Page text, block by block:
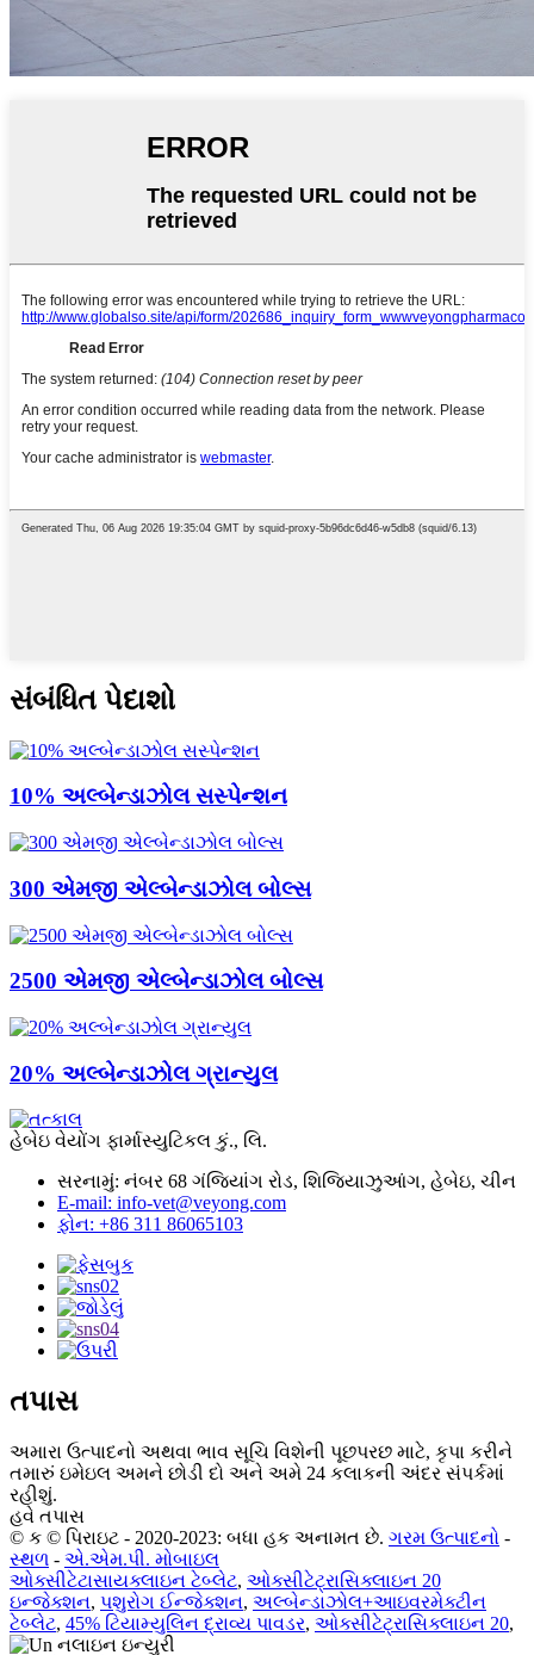
સંબંધિત પેદાશો
10% અલ્બેન્ડાઝોલ સસ્પેન્શન
300 એમજી એલ્બેન્ડાઝોલ બોલ્સ
2500 એમજી એલ્બેન્ડાઝોલ બોલ્સ
20% અલ્બેન્ડાઝોલ ગ્રાન્યુલ
હેબેઇ વેયોંગ ફાર્માસ્યુટિકલ કું., લિ.
સરનામું: નંબર 68 ગંજિયાંગ રોડ, શિજિયાઝુઆંગ, હેબેઇ, ચીન
E-mail: info-vet@veyong.com
ફોન: +86 311 86065103
તપાસ
અમારા ઉત્પાદનો અથવા ભાવ સૂચિ વિશેની પૂછપરછ માટે, કૃપા કરીને
તમારું ઇમેઇલ અમને છોડી દો અને અમે 24 કલાકની અંદર સંપર્કમાં
રહીશું.
હવે તપાસ
© ક © પિરાઇટ - 2020-2023: બધા હક અનામત છે. ગરમ ઉત્પાદનો -
સ્થળ - એ.એમ.પી. મોબાઇલ
ઓક્સીટેટાસાયક્લાઇન ટેબ્લેટ, ઓક્સીટેટ્રાસિક્લાઇન 20
ઇન્જેક્શન, પશુરોગ ઈન્જેક્શન, અલ્બેન્ડાઝોલ+આઇવરમેક્ટીન
ટેબ્લેટ, 45% ટિયામ્યુલિન દ્રાવ્ય પાવડર, ઓક્સીટેટ્રાસિક્લાઇન 20,